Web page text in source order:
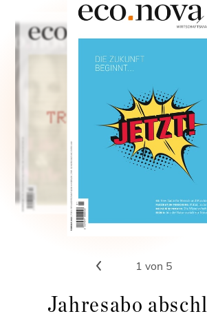
1 von 5
Jahresabo